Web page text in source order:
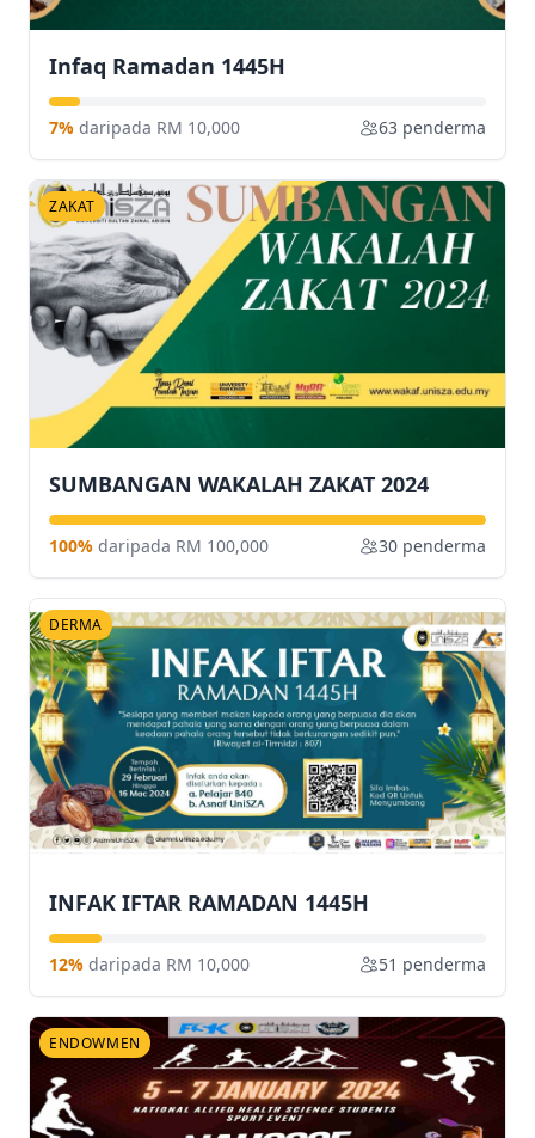
Infaq Ramadan 1445H
7% daripada RM 10,000 63 penderma
ZAKAT
SUMBANGAN WAKALAH ZAKAT 2024
100% daripada RM 100,000 30 penderma
DERMA
INFAK IFTAR RAMADAN 1445H
12% daripada RM 10,000 51 penderma
ENDOWMEN